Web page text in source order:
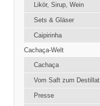
Likör, Sirup, Wein
Sets & Gläser
Caipirinha
Cachaça-Welt
Cachaça
Vom Saft zum Destillat
Presse